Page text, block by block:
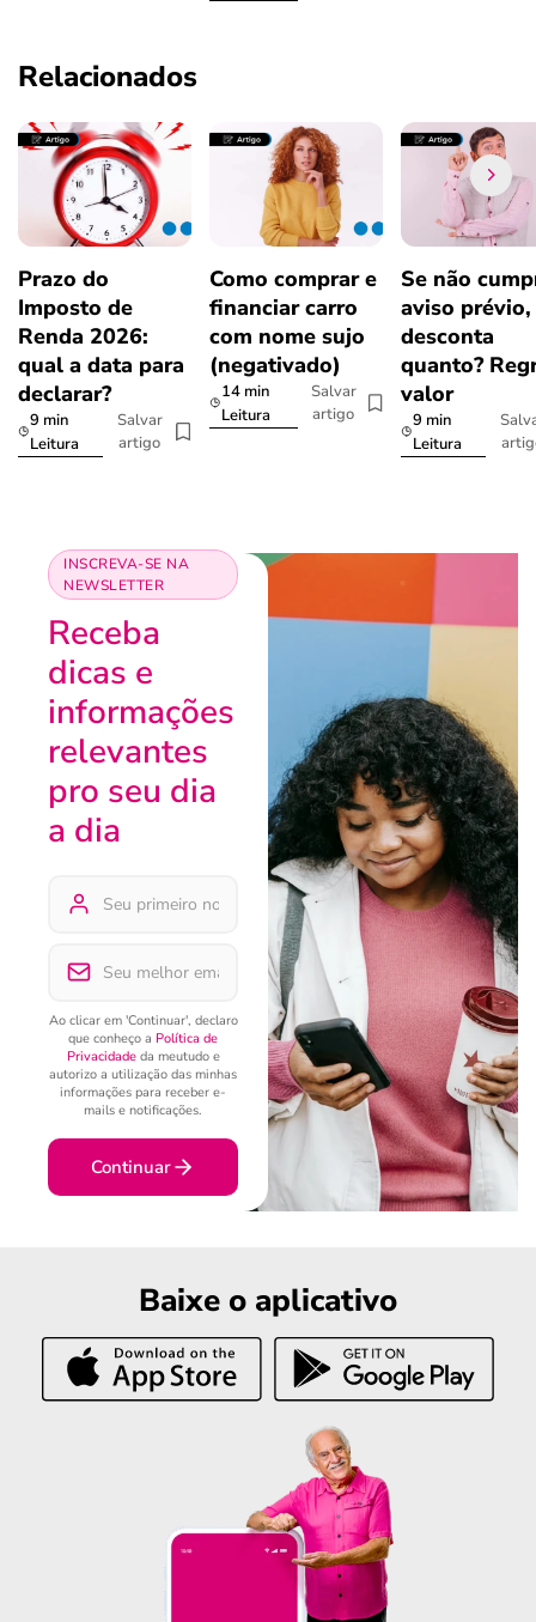
Relacionados
Prazo do
Imposto de
Renda 2026:
qual a data para
declarar?
9 min
Leitura
Salvar
artigo
Como comprar e
financiar carro
com nome sujo
(negativado)
14 min
Leitura
Salvar
artigo
Se não
aviso prévio,
desconta
quanto?
valor
9 min
Leitura
INSCREVA-SE NA
NEWSLETTER
Receba
dicas e
informações
relevantes
pro seu dia
a dia
Ao clicar em 'Continuar', declaro
que conheço a Política de
Privacidadeda meutudo e
autorizo a utilização das minhas
informações para receber e-
mails e notificações.
Continuar
Baixe o aplicativo